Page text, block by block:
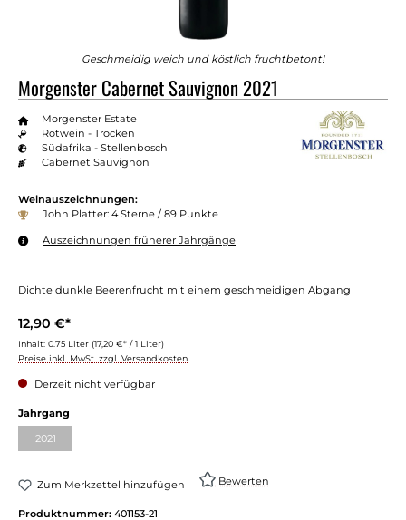
Geschmeidig weich und köstlich fruchtbetont!
Morgenster Cabernet Sauvignon 2021
Morgenster Estate
Rotwein - Trocken
Südafrika - Stellenbosch
Cabernet Sauvignon
Weinauszeichnungen:
John Platter: 4 Sterne / 89 Punkte
Auszeichnungen früherer Jahrgänge
Dichte dunkle Beerenfrucht mit einem geschmeidigen Abgang
12,90 €*
Inhalt: 0.75 Liter (17,20 €* / 1 Liter)
Preise inkl. MwSt. zzgl. Versandkosten
Derzeit nicht verfügbar
Jahrgang
2021(Diese Option ist zurzeit nicht verfügbar.)
Zum Merkzettel hinzufügen Bewerten
Produktnummer: 401153-21